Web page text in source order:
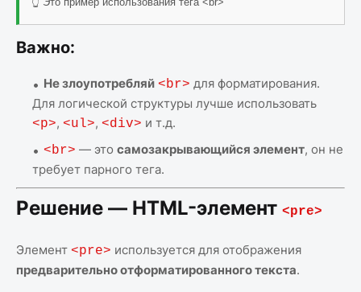
👆 Это пример использования тега <br>
Важно:
Не злоупотребляй <br> для форматирования.
Для логической структуры лучше использовать
<p>, <ul>, <div> и т.д.
<br> — это самозакрывающийся элемент, он не
требует парного тега.
Решение — HTML-элемент <pre>
Элемент <pre> используется для отображения
предварительно отформатированного текста.